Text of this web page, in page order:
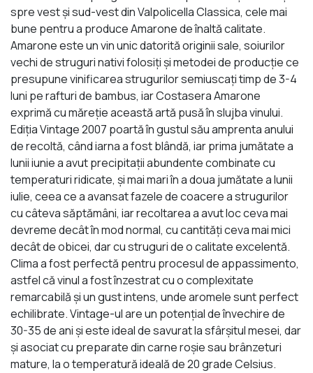
spre vest și sud-vest din Valpolicella Classica, cele mai
bune pentru a produce Amarone de înaltă calitate.
Amarone este un vin unic datorită originii sale, soiurilor
vechi de struguri nativi folosiți și metodei de producție ce
presupune vinificarea strugurilor semiuscați timp de 3-4
luni pe rafturi de bambus, iar Costasera Amarone
exprimă cu măreție această artă pusă în slujba vinului.
Ediția Vintage 2007 poartă în gustul său amprenta anului
de recoltă, când iarna a fost blândă, iar prima jumătate a
lunii iunie a avut precipitații abundente combinate cu
temperaturi ridicate, și mai mari în a doua jumătate a lunii
iulie, ceea ce a avansat fazele de coacere a strugurilor
cu câteva săptămâni, iar recoltarea a avut loc ceva mai
devreme decât în mod normal, cu cantități ceva mai mici
decât de obicei, dar cu struguri de o calitate excelentă.
Clima a fost perfectă pentru procesul de appassimento,
astfel că vinul a fost înzestrat cu o complexitate
remarcabilă și un gust intens, unde aromele sunt perfect
echilibrate. Vintage-ul are un potențial de învechire de
30-35 de ani și este ideal de savurat la sfârșitul mesei, dar
și asociat cu preparate din carne roșie sau brânzeturi
mature, la o temperatură ideală de 20 grade Celsius.